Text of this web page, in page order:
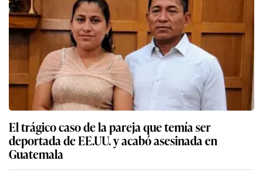
El trágico caso de la pareja que temía ser
deportada de EE.UU. y acabó asesinada en
Guatemala